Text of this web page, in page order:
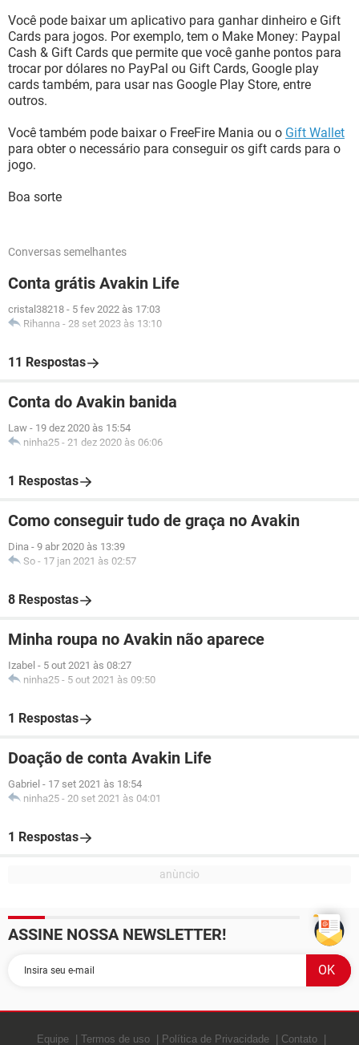
Você pode baixar um aplicativo para ganhar dinheiro e Gift
Cards para jogos. Por exemplo, tem o Make Money: Paypal
Cash & Gift Cards que permite que você ganhe pontos para
trocar por dólares no PayPal ou Gift Cards, Google play
cards também, para usar nas Google Play Store, entre
outros.
Você também pode baixar o FreeFire Mania ou o Gift Wallet
para obter o necessário para conseguir os gift cards para o
jogo.
Boa sorte
Conversas semelhantes
Conta grátis Avakin Life
cristal38218 - 5 fev 2022 às 17:03
Rihanna - 28 set 2023 às 13:10
11 Respostas
Conta do Avakin banida
Law - 19 dez 2020 às 15:54
ninha25 - 21 dez 2020 às 06:06
1 Respostas
Como conseguir tudo de graça no Avakin
Dina - 9 abr 2020 às 13:39
So - 17 jan 2021 às 02:57
8 Respostas
Minha roupa no Avakin não aparece
Izabel - 5 out 2021 às 08:27
ninha25 - 5 out 2021 às 09:50
1 Respostas
Doação de conta Avakin Life
Gabriel - 17 set 2021 às 18:54
ninha25 - 20 set 2021 às 04:01
1 Respostas
ASSINE NOSSA NEWSLETTER!
Equipe Termos de uso Política de Privacidade Contato